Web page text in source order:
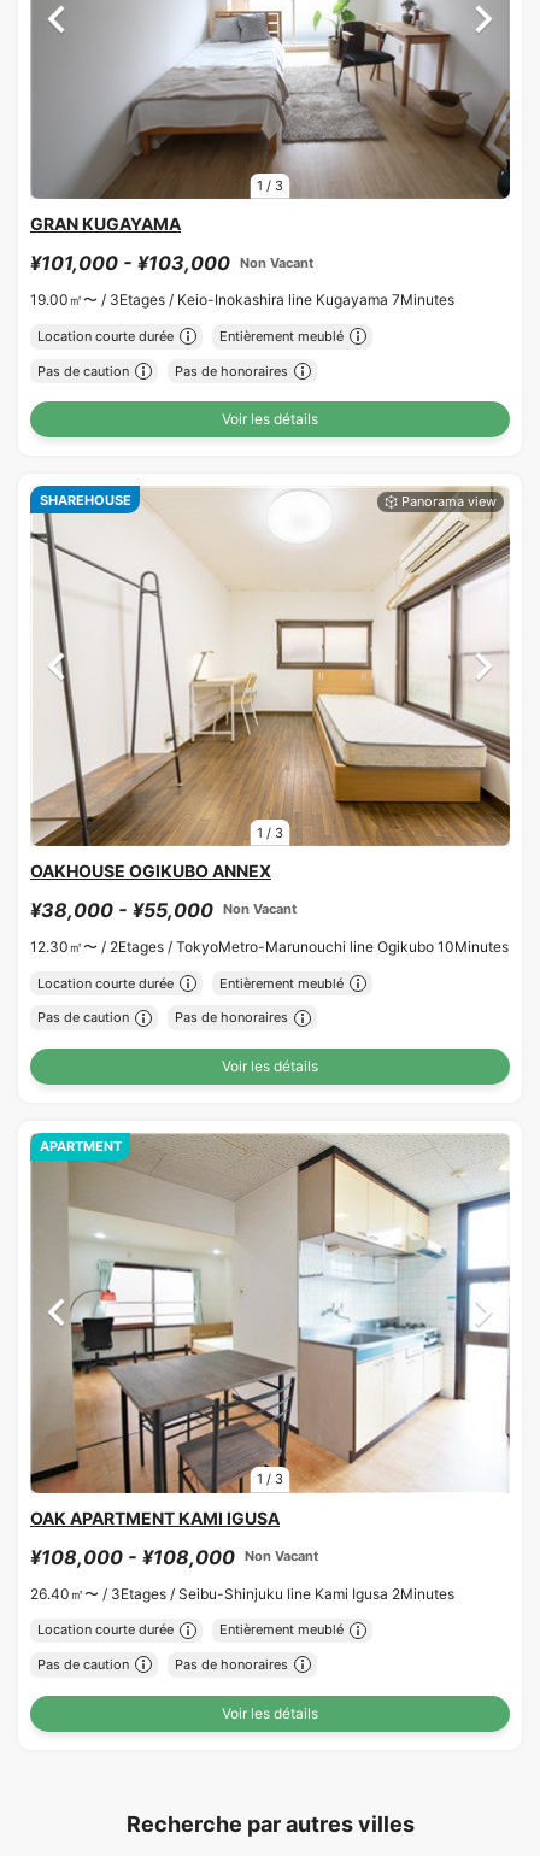
1 / 3
GRAN KUGAYAMA
¥101,000 - ¥103,000 Non Vacant
19.00㎡〜 / 3Etages / Keio-Inokashira line Kugayama 7Minutes
Location courte durée Entièrement meublé
Pas de caution Pas de honoraires
Voir les détails
1 / 3
SHAREHOUSE
OAKHOUSE OGIKUBO ANNEX
¥38,000 - ¥55,000 Non Vacant
12.30㎡〜 / 2Etages / TokyoMetro-Marunouchi line Ogikubo 10Minutes
Location courte durée Entièrement meublé
Pas de caution Pas de honoraires
Voir les détails
1 / 3
APARTMENT
OAK APARTMENT KAMI IGUSA
¥108,000 - ¥108,000 Non Vacant
26.40㎡〜 / 3Etages / Seibu-Shinjuku line Kami Igusa 2Minutes
Location courte durée Entièrement meublé
Pas de caution Pas de honoraires
Voir les détails
Recherche par autres villes